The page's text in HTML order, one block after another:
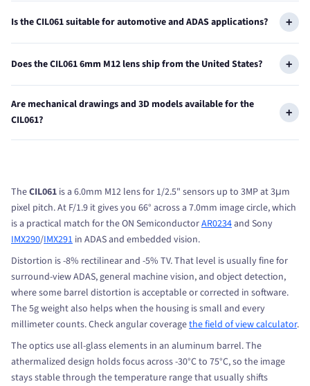
Is the CIL061 suitable for automotive and ADAS applications?
Does the CIL061 6mm M12 lens ship from the United States?
Are mechanical drawings and 3D models available for the
CIL061?
TheCIL061 is a 6.0mm M12 lens for 1/2.5" sensors up to 3MP at 3μm
pixel pitch. At F/1.9 it gives you 66° across a 7.0mm image circle, which
is a practical match for the ON SemiconductorAR0234and Sony
IMX290/IMX291 in ADAS and embedded vision.
Distortion is -8% rectilinear and -5% TV. That level is usually fine for
surround-view ADAS, general machine vision, and object detection,
where some barrel distortion is acceptable or corrected in software.
The 5g weight also helps when the housing is small and every
millimeter counts. Check angular coveragethe field of view calculator.
The optics use all-glass elements in an aluminum barrel. The
athermalized design holds focus across -30°C to 75°C, so the image
stays stable through the temperature range that usually shifts